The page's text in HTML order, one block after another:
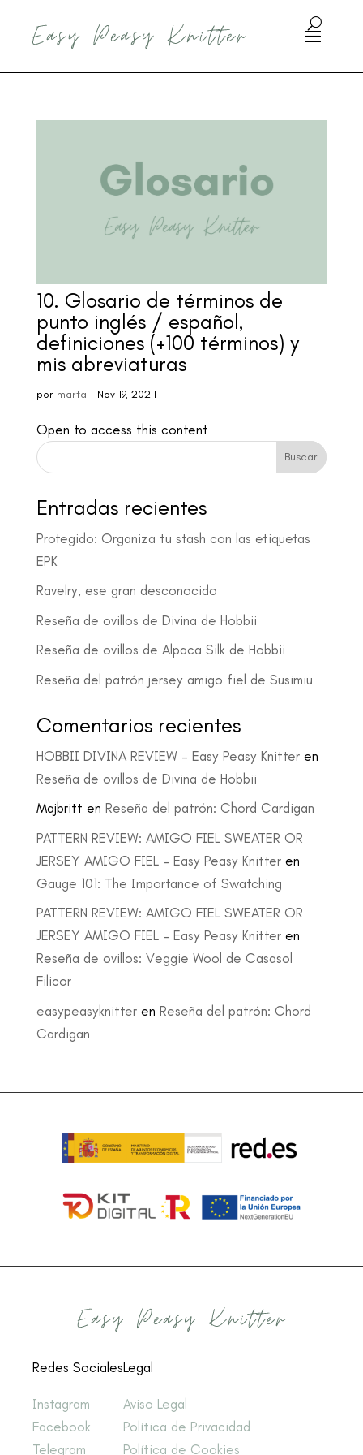
10. Glosario de términos de
punto inglés / español,
definiciones (+100 términos) y
mis abreviaturas
por marta | Nov 19, 2024
Open to access this content
Buscar
Entradas recientes
Protegido: Organiza tu stash con las etiquetas
EPK
Ravelry, ese gran desconocido
Reseña de ovillos de Divina de Hobbii
Reseña de ovillos de Alpaca Silk de Hobbii
Reseña del patrón jersey amigo fiel de Susimiu
Comentarios recientes
HOBBII DIVINA REVIEW – Easy Peasy Knitteren
Reseña de ovillos de Divina de Hobbii
Majbritt en Reseña del patrón: Chord Cardigan
PATTERN REVIEW: AMIGO FIEL SWEATER OR
JERSEY AMIGO FIEL – Easy Peasy Knitteren
Gauge 101: The Importance of Swatching
PATTERN REVIEW: AMIGO FIEL SWEATER OR
JERSEY AMIGO FIEL – Easy Peasy Knitteren
Reseña de ovillos: Veggie Wool de Casasol
Filicor
easypeasyknitteren Reseña del patrón: Chord
Cardigan
Redes Sociales
Instagram
Facebook
Telegram
Legal
Aviso Legal
Política de Privacidad
Política de Cookies